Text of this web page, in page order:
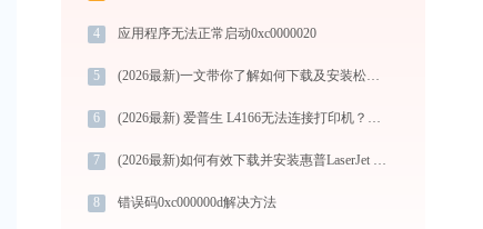
4 应用程序无法正常启动0xc0000020
5 (2026最新)一文带你了解如何下载及安装松下KX-MB1985CNG打印机驱动
6 (2026最新) 爱普生 L4166无法连接打印机？教你解决方法 - 金山毒霸
7 (2026最新)如何有效下载并安装惠普LaserJet Pro M104a打印机驱动？全方位指导手册
8 错误码0xc000000d解决方法